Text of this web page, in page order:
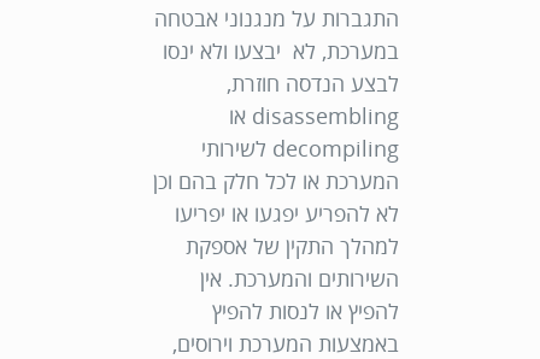
התגברות על מנגנוני אבטחה
במערכת, לא יבצעו ולא ינסו
לבצע הנדסה חוזרת,
disassembling או
decompiling לשירותי
המערכת או לכל חלק בהם וכן
לא להפריע יפגעו או יפריעו
למהלך התקין של אספקת
השירותים והמערכת. אין
להפיץ או לנסות להפיץ
באמצעות המערכת וירוסים,